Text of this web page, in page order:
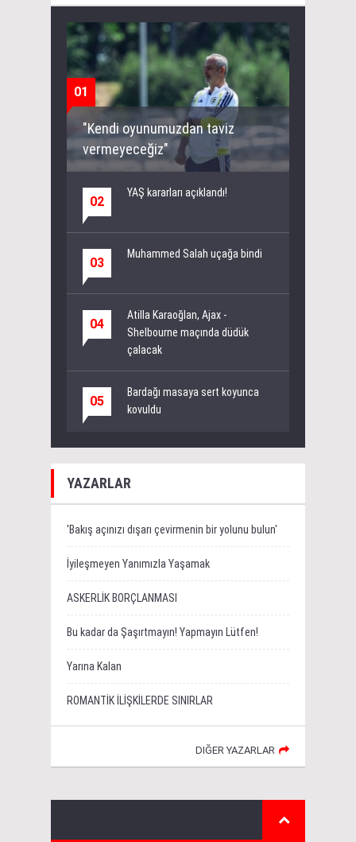
01
"Kendi oyunumuzdan taviz
vermeyeceğiz"
02
YAŞ kararları açıklandı!
03
Muhammed Salah uçağa bindi
04
Atilla Karaoğlan, Ajax -
Shelbourne maçında düdük
çalacak
05
Bardağı masaya sert koyunca
kovuldu
YAZARLAR
'Bakış açınızı dışarı çevirmenin bir yolunu bulun'
İyileşmeyen Yanımızla Yaşamak
ASKERLİK BORÇLANMASI
Bu kadar da Şaşırtmayın! Yapmayın Lütfen!
Yarına Kalan
ROMANTİK İLİŞKİLERDE SINIRLAR
DIĞER YAZARLAR